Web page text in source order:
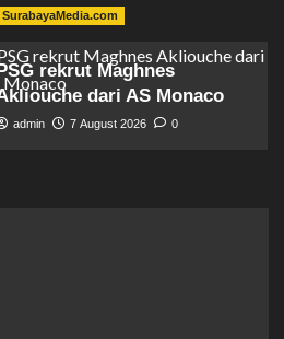
SurabayaMedia.com
PSG rekrut Maghnes
dari AS Monaco
admin 7 August 2026 0